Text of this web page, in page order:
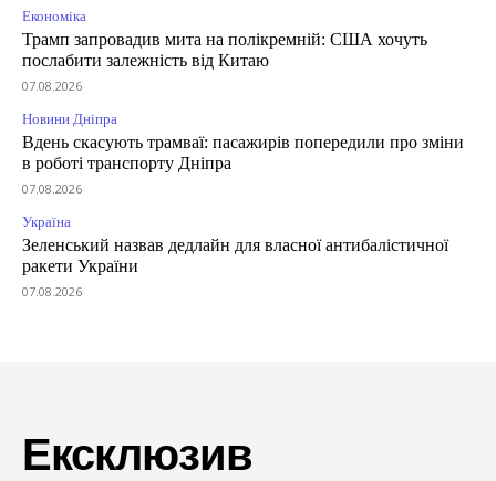
Економіка
Трамп запровадив мита на полікремній: США хочуть
послабити залежність від Китаю
07.08.2026
Новини Дніпра
Вдень скасують трамваї: пасажирів попередили про зміни
в роботі транспорту Дніпра
07.08.2026
Україна
Зеленський назвав дедлайн для власної антибалістичної
ракети України
07.08.2026
Ексклюзив